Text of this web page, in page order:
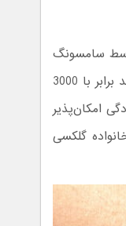
سامسونگ
تا کنون است. میزان روشنایی حداکثری پانل صفحه نمایش این ساعت هوشمند برابر با 3000
امکان‌پذیر
گلکسی